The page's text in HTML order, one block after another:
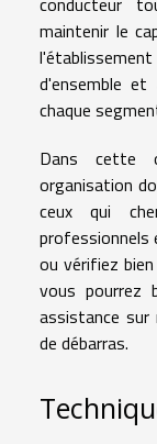
maintenir le
d'ensemble
chaque
Dans cette
organisation
ceux qui
professionnels
ou vérifiez
vous pourrez
assistance
de débarras.